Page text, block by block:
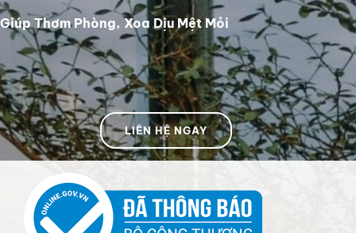
Giúp Thơm Phòng, Xoa Dịu Mệt Mỏi
LIÊN HỆ NGAY